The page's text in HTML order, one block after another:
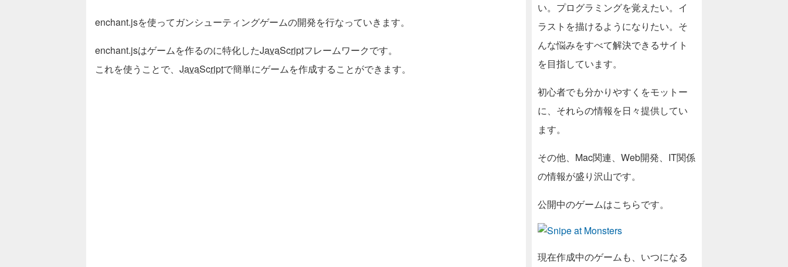
enchant.jsを使ってガンシューティングゲームの開発を行なっていきます。
enchant.jsはゲームを作るのに特化したJavaScriptフレームワークです。
これを使うことで、 JavaScriptで簡単にゲームを作成することができます。
い。プログラミングを覚えたい。イ
ラストを描けるようになりたい。そ
んな悩みをすべて解決できるサイト
を目指しています。
初心者でも分かりやすくをモットー
に、それらの情報を日々提供してい
ます。
その他、Mac関連、Web開発、IT関係
の情報が盛り沢山です。
公開中のゲームはこちらです。
現在作成中のゲームも、いつになる